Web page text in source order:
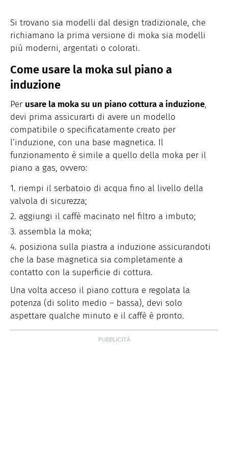
Si trovano sia modelli dal design tradizionale, che
richiamano la prima versione di moka sia modelli
più moderni, argentati o colorati.
Come usare la moka sul piano a
induzione
Per usare la moka su un piano cottura a induzione,
devi prima assicurarti di avere un modello
compatibile o specificatamente creato per
l’induzione, con una base magnetica. Il
funzionamento è simile a quello della moka per il
piano a gas, ovvero:
riempi il serbatoio di acqua fino al livello della
valvola di sicurezza;
aggiungi il caffè macinato nel filtro a imbuto;
assembla la moka;
posiziona sulla piastra a induzione assicurandoti
che la base magnetica sia completamente a
contatto con la superficie di cottura.
Una volta acceso il piano cottura e regolata la
potenza (di solito medio – bassa), devi solo
aspettare qualche minuto e il caffè è pronto.